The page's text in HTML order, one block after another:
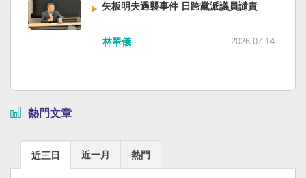
矢板明夫遇襲事件 日跨黨派議員譴責
林翠儀 2026-07-14
熱門文章
近三日 近一月 熱門